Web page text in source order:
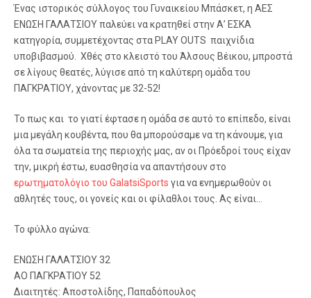
Ένας ιστορικός σύλλογος του Γυναικείου Μπάσκετ, η ΑΕΣ
ΕΝΩΣΗ ΓΑΛΑΤΣΙΟΥ παλεύει να κρατηθεί στην Α’ ΕΣΚΑ
κατηγορία, συμμετέχοντας στα PLAY OUTS παιχνίδια
υποβιβασμού. Χθές στο κλειστό του Άλσους Βέικου, μπροστά
σε λίγους θεατές, λύγισε από τη καλύτερη ομάδα του
ΠΑΓΚΡΑΤΙΟΥ, χάνοντας με 32-52!
Το πως και το γιατί έφτασε η ομάδα σε αυτό το επίπεδο, είναι
μια μεγάλη κουβέντα, που θα μπορούσαμε να τη κάνουμε, για
όλα τα σωματεία της περιοχής μας, αν οι Πρόεδροί τους είχαν
την, μικρή έστω, ευασθησία να απαντήσουν στο
ερωτηματολόγιο του GalatsiSports για να ενημερωθούν οι
αθλητές τους, οι γονείς και οι φίλαθλοι τους. Ας είναι…
Το φύλλο αγώνα:
ΕΝΩΣΗ ΓΑΛΑΤΣΙΟΥ 32
ΑΟ ΠΑΓΚΡΑΤΙΟΥ 52
Διαιτητές: Αποστολίδης, Παπαδόπουλος